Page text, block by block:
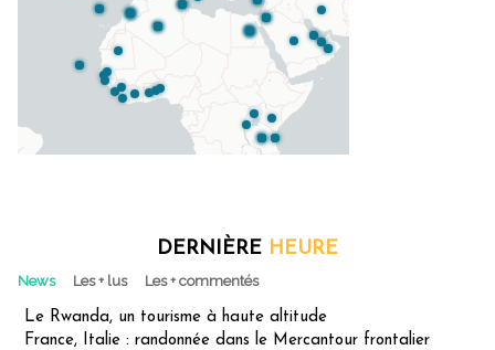
DERNIÈRE HEURE
News Les + lus Les + commentés
Le Rwanda, un tourisme à haute altitude
France, Italie : randonnée dans le Mercantour frontalier